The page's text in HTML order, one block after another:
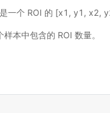
一个 ROI 的 [x1, y1, x2,
本中包含的 ROI 数量。